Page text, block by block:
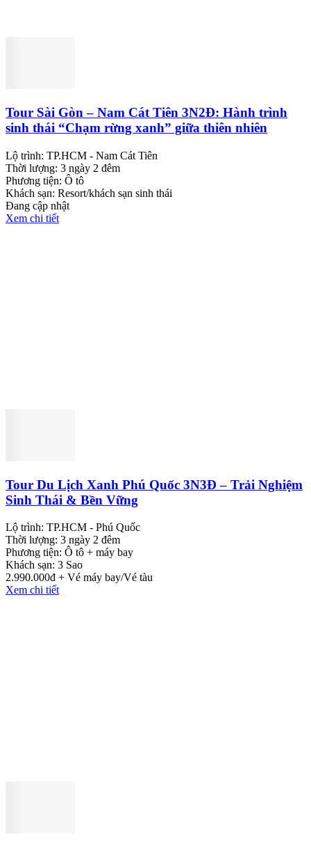
Tour Sài Gòn – Nam Cát Tiên 3N2Đ: Hành trình
sinh thái “Chạm rừng xanh” giữa thiên nhiên
Lộ trình: TP.HCM - Nam Cát Tiên
Thời lượng: 3 ngày 2 đêm
Phương tiện: Ô tô
Khách sạn: Resort/khách sạn sinh thái
Đang cập nhật
Xem chi tiết
Tour Du Lịch Xanh Phú Quốc 3N3Đ – Trải Nghiệm
Sinh Thái & Bền Vững
Lộ trình: TP.HCM - Phú Quốc
Thời lượng: 3 ngày 2 đêm
Phương tiện: Ô tô + máy bay
Khách sạn: 3 Sao
2.990.000đ + Vé máy bay/Vé tàu
Xem chi tiết